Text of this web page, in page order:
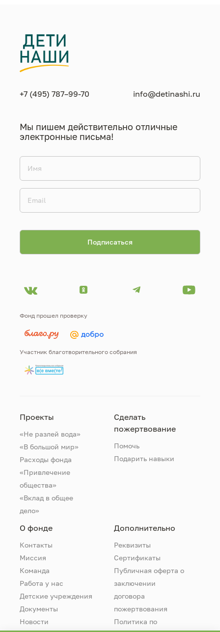
+7 (495) 787–99-70 info@detinashi.ru
Мы пишем действительно отличные
электронные письма!
Фонд прошел проверку
Участник благотворительного собрания
Проекты
«Не разлей вода»
«В большой мир»
Расходы фонда
«Привлечение
общества»
«Вклад в общее
дело»
Сделать
пожертвование
Помочь
Подарить навыки
О фонде
Контакты
Миссия
Команда
Работа у нас
Детские учреждения
Документы
Новости
Дополнительно
Реквизиты
Сертификаты
Публичная оферта о
заключении
договора
пожертвования
Политика по